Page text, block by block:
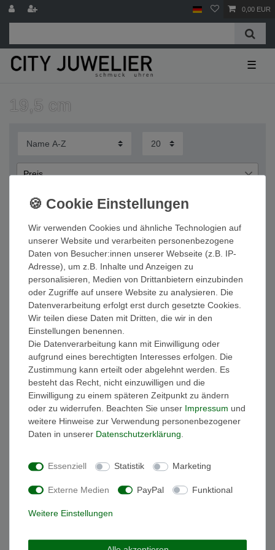
0,00 EUR
☰
19,5 cm
Preis
― €
Übernehmen
Wichtige Informationen
FAQ Funkuhren
Wasserdichtheit
Geschenkverpackung
Batterieentsorgung
Zahlung
Versand
Sicher und Bequem bezahlen
Schneller und sicherer Versand
Wir verwenden Cookies und ähnliche Technologien auf
unserer Website und verarbeiten personenbezogene
Daten von Besucher:innen unserer Webseite (z.B. IP-
Adresse), um z.B. Inhalte und Anzeigen zu
personalisieren, Medien von Drittanbietern einzubinden
oder Zugriffe auf unsere Website zu analysieren. Die
Datenverarbeitung erfolgt erst durch gesetzte Cookies.
Wir teilen diese Daten mit Dritten, die wir in den
Einstellungen benennen.
Die Datenverarbeitung kann mit Einwilligung oder
aufgrund eines berechtigten Interesses erfolgen. Die
Zustimmung kann erteilt oder abgelehnt werden. Es
besteht das Recht, nicht einzuwilligen und die
Einwilligung zu einem späteren Zeitpunkt zu ändern
oder zu widerrufen. Beachten Sie unser Impressum und
weitere Hinweise zur Verwendung personenbezogener
Daten in unserer Daten­schutz­erklärung
Essenziell Statistik Marketing
Externe Medien PayPal Funktional
Weitere Einstellungen